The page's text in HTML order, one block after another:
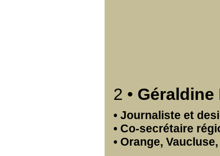
2 • Géraldine
• Journaliste et
• Co-secrétaire
• Orange,